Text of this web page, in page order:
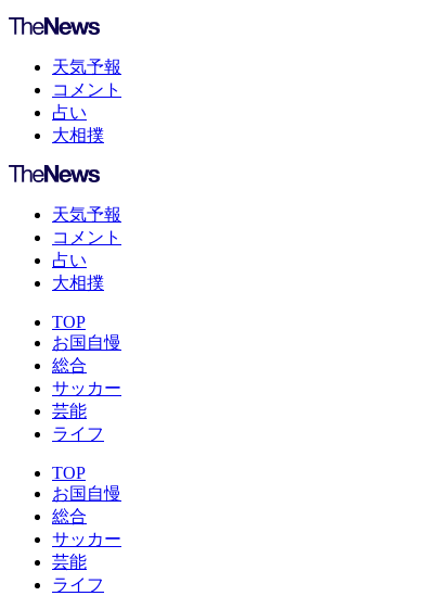
天気予報
コメント
占い
大相撲
天気予報
コメント
占い
大相撲
TOP
お国自慢
総合
サッカー
芸能
ライフ
TOP
お国自慢
総合
サッカー
芸能
ライフ